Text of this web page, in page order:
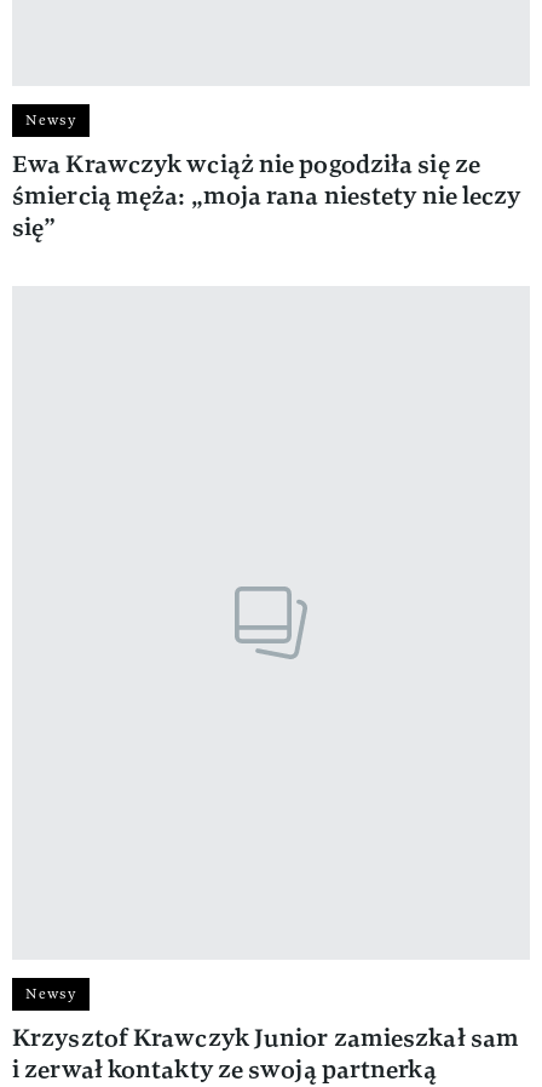
Newsy
Ewa Krawczyk wciąż nie pogodziła się ze
śmiercią męża: „moja rana niestety nie leczy
się”
Newsy
Krzysztof Krawczyk Junior zamieszkał sam
i zerwał kontakty ze swoją partnerką